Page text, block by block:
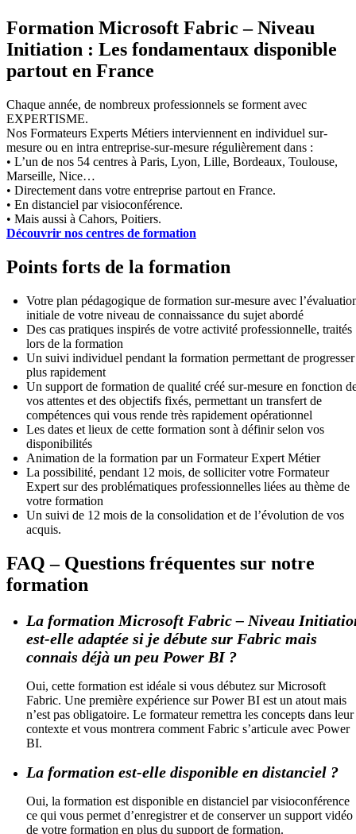
Formation Microsoft Fabric – Niveau
Initiation : Les fondamentaux disponible
partout en France
Chaque année, de nombreux professionnels se forment avec
EXPERTISME.
Nos Formateurs Experts Métiers interviennent en individuel sur-
mesure ou en intra entreprise-sur-mesure régulièrement dans :
• L’un de nos 54 centres à Paris, Lyon, Lille, Bordeaux, Toulouse,
Marseille, Nice…
• Directement dans votre entreprise partout en France.
• En distanciel par visioconférence.
• Mais aussi à Cahors, Poitiers.
Découvrir nos centres de formation
Points forts de la formation
Votre plan pédagogique de formation sur-mesure avec
initiale de votre niveau de connaissance du sujet abordé
Des cas pratiques inspirés de votre activité professionnelle, traités
lors de la formation
Un suivi individuel pendant la formation permettant de progresser
plus rapidement
Un support de formation de qualité créé sur-mesure en fonction
vos attentes et des objectifs fixés, permettant un transfert de
compétences qui vous rende très rapidement opérationnel
Les dates et lieux de cette formation sont à définir selon vos
disponibilités
Animation de la formation par un Formateur Expert Métier
La possibilité, pendant 12 mois, de solliciter votre Formateur
Expert sur des problématiques professionnelles liées au thème de
votre formation
Un suivi de 12 mois de la consolidation et de l’évolution de vos
acquis.
FAQ – Questions fréquentes sur notre
formation
La formation Microsoft Fabric – Niveau
est-elle adaptée si je débute sur Fabric mais
connais déjà un peu Power BI ?
Oui, cette formation est idéale si vous débutez sur Microsoft
Fabric. Une première expérience sur Power BI est un atout mais
n’est pas obligatoire. Le formateur remettra les concepts dans leur
contexte et vous montrera comment Fabric s’articule avec Power
BI.
La formation est-elle disponible en distanciel ?
Oui, la formation est disponible en distanciel par visioconférence
ce qui vous permet d’enregistrer et de conserver un support vidéo
de votre formation en plus du support de formation.